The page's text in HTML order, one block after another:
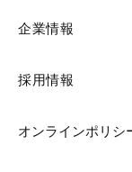
企業情報
採用情報
オンラインポリシ